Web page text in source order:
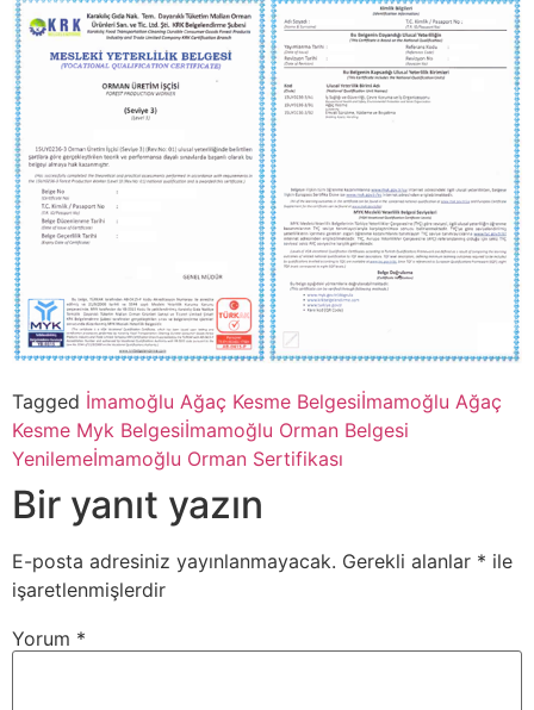
Tagged İmamoğlu Ağaç Kesme Belgesiİmamoğlu Ağaç
Kesme Myk Belgesiİmamoğlu Orman Belgesi
Yenilemeİmamoğlu Orman Sertifikası
Bir yanıt yazın
E-posta adresiniz yayınlanmayacak. Gerekli alanlar * ile
işaretlenmişlerdir
Yorum *